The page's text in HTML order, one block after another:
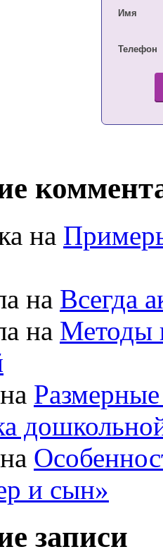
Имя
Телефон
на
на Всегда
на Методы
и сын»
записи